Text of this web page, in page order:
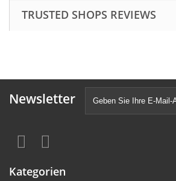
TRUSTED SHOPS REVIEWS
Newsletter
Kategorien